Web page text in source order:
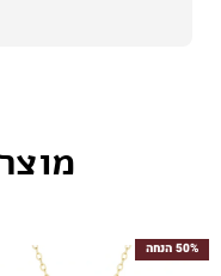
50% הנחה